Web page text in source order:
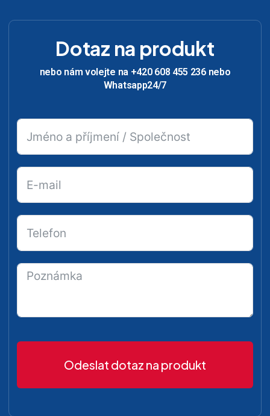
Dotaz na produkt
nebo nám volejte na +420 608 455 236 nebo
Whatsapp24/7
Odeslat dotaz na produkt